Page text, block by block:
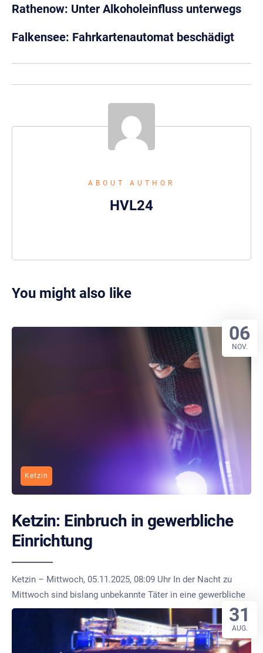
Rathenow: Unter Alkoholeinfluss unterwegs
Falkensee: Fahrkartenautomat beschädigt
ABOUT AUTHOR
HVL24
You might also like
Ketzin
Ketzin: Einbruch in gewerbliche
Einrichtung
Ketzin – Mittwoch, 05.11.2025, 08:09 Uhr In der Nacht zu
Mittwoch sind bislang unbekannte Täter in eine gewerbliche
06
NOV.
31
AUG.